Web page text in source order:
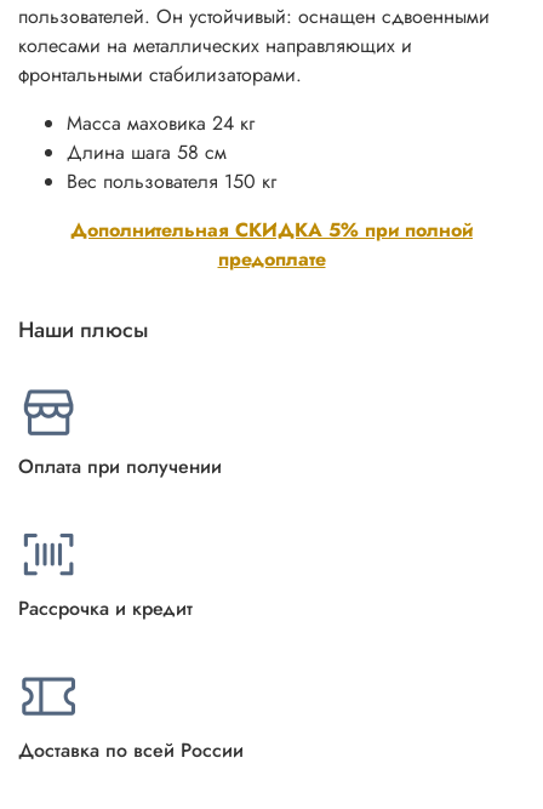
Дополнительная СКИДКА 5% при полной
предоплате
пользователей. Он устойчивый: оснащен сдвоенными
колесами на металлических направляющих и
фронтальными стабилизаторами.
Масса маховика 24 кг
Длина шага 58 см
Вес пользователя 150 кг
Наши плюсы
Оплата при получении
Рассрочка и кредит
Доставка по всей России